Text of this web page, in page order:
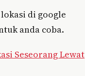
di google
anda coba.
Seseorang Lewat